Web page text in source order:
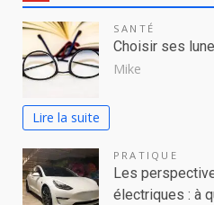
SANTÉ
Choisir ses
Mike
Lire la suite
PRATIQUE
Les
électriques : à